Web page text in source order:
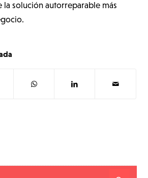
solución autorreparable más